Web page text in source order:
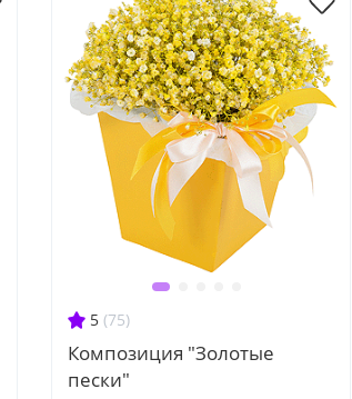
5 (75)
Композиция "Золотые
пески"